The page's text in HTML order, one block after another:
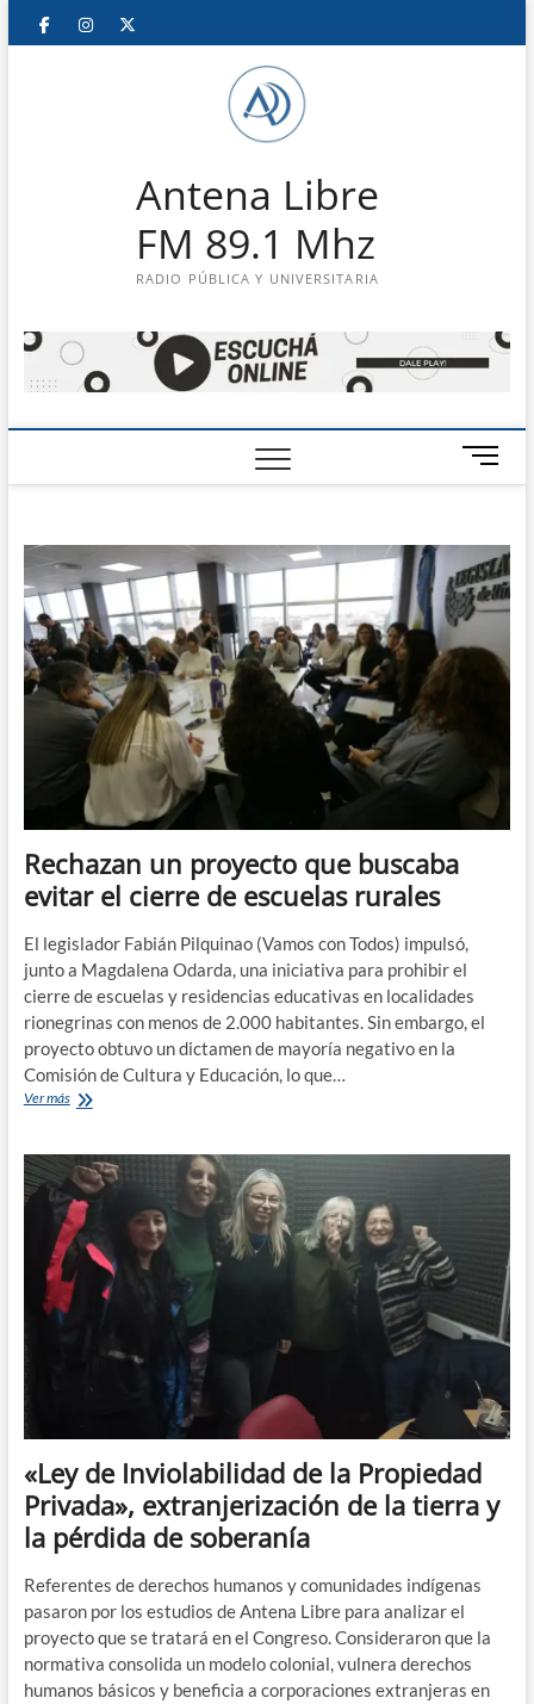
Saltar
FacebookInstagram
Antena Libre
FM 89.1 Mhz
RADIO PÚBLICA Y UNIVERSITARIA
B
o
n
d
e
Rechazan un proyecto que buscaba
evitar el cierre de escuelas rurales
El legislador Fabián Pilquinao (Vamos con Todos) impulsó,
junto a Magdalena Odarda, una iniciativa para prohibir el
cierre de escuelas y residencias educativas en localidades
rionegrinas con menos de 2.000 habitantes. Sin embargo, el
proyecto obtuvo un dictamen de mayoría negativo en la
Comisión de Cultura y Educación, lo que…
Ver másRechazan
que
buscaba
evitar
el
cierre
escuelas
rurales
«Ley de Inviolabilidad de la Propiedad
Privada», extranjerización de la tierra y
la pérdida de soberanía
Referentes de derechos humanos y comunidades indígenas
pasaron por los estudios de Antena Libre para analizar el
proyecto que se tratará en el Congreso. Consideraron que la
normativa consolida un modelo colonial, vulnera derechos
humanos básicos y beneficia a corporaciones extranjeras en